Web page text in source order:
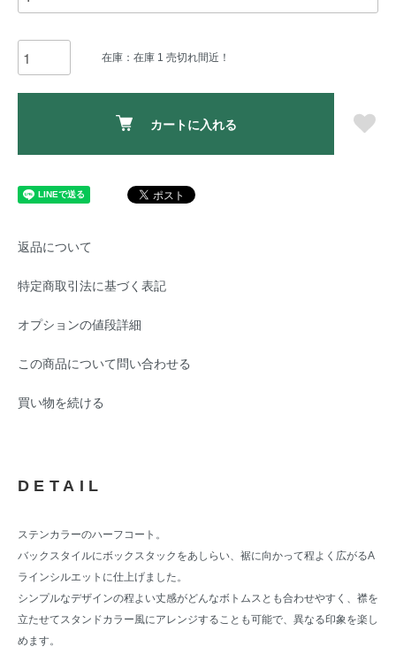
在庫：在庫 1 売切れ間近！
カートに入れる
返品について
特定商取引法に基づく表記
オプションの値段詳細
この商品について問い合わせる
買い物を続ける
DETAIL
ステンカラーのハーフコート。
バックスタイルにボックスタックをあしらい、裾に向かって程よく広がるA
ラインシルエットに仕上げました。
シンプルなデザインの程よい丈感がどんなボトムスとも合わせやすく、襟を
立たせてスタンドカラー風にアレンジすることも可能で、異なる印象を楽し
めます。